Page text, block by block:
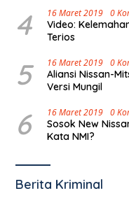
4 16 Maret 2019 0
Video:
Terios
5 16 Maret 2019 0
Aliansi Nissan-
Versi Mungil
6 16 Maret 2019 0
Sosok New
Kata NMI?
Berita Kriminal